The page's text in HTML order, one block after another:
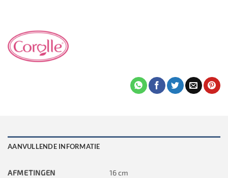
AANVULLENDE INFORMATIE
AFMETINGEN 16 cm